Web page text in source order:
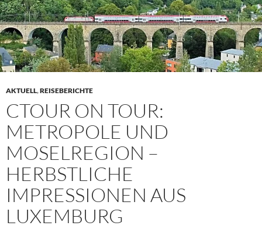
AKTUELL,REISEBERICHTE
CTOUR ON TOUR:
METROPOLE UND
MOSELREGION –
HERBSTLICHE
IMPRESSIONEN AUS
LUXEMBURG